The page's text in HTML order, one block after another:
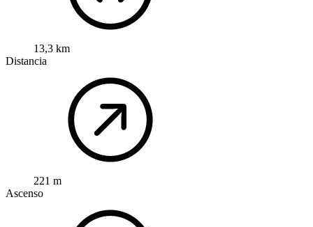
13,3 km
Distancia
221 m
Ascenso